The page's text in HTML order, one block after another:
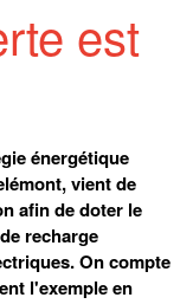
est
énergétique
vient de
afin de doter le
recharge
On compte
l'exemple en